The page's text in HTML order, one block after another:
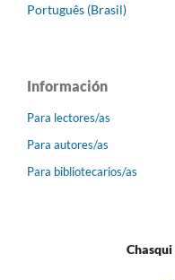
Português (Brasil)
Información
Para lectores/as
Para autores/as
Para bibliotecarios/as